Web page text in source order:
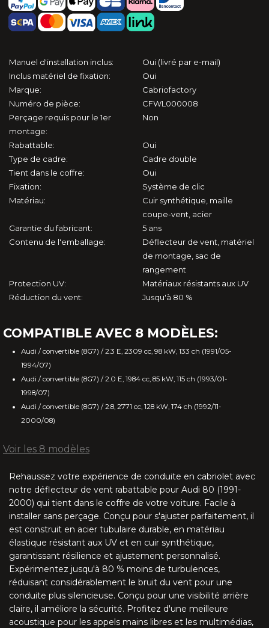
Copen (2002-2012)
124 Spider (2015-2020)
Barchetta (1995-2005)
Punto 1 (1994-2007)
Focus (2006-2010)
KA (2002-2006)
Mustang 5 (2004-2015)
S2000 (1999-2009)
XJS 2S (1991-1996)
XJS 4S (1991-1996)
IS 250C 350C (2006-2015)
SC 430 (2001-2010)
MX5 NA/NB R-style (1989-2005)
MX5 NA/NB V-style (1989-2005)
MX5 NC (2005-2015)
Manuel d'installation inclus:
Oui (livré par e-mail)
Inclus matériel de fixation:
Oui
Marque:
Cabriofactory
Numéro de pièce:
CFWL000008
Perçage requis pour le 1er
montage:
Non
Rabattable:
Oui
Type de cadre:
Cadre double
Tient dans le coffre:
Oui
Fixation:
Système de clic
Matériau:
Cuir synthétique, maille
coupe-vent, acier
Garantie du fabricant:
5 ans
Contenu de l'emballage:
Déflecteur de vent, matériel
de montage, sac de
rangement
Protection UV:
Matériaux résistants aux UV
Réduction du vent:
Jusqu'à 80 %
COMPATIBLE AVEC 8 MODÈLES:
Audi / convertible (8G7) / 2.3 E, 2309 cc, 98 kW, 133 ch (1991/05-
1994/07)
Audi / convertible (8G7) / 2.0 E, 1984 cc, 85 kW, 115 ch (1993/01-
1998/07)
Audi / convertible (8G7) / 2.8, 2771 cc, 128 kW, 174 ch (1992/11-
2000/08)
Voir les 8 modèles
Rehaussez votre expérience de conduite en cabriolet avec
notre déflecteur de vent rabattable pour Audi 80 (1991-
2000) qui tient dans le coffre de votre voiture. Facile à
installer sans perçage. Conçu pour s'ajuster parfaitement, il
est construit en acier tubulaire durable, en matériau
élastique résistant aux UV et en cuir synthétique,
garantissant résilience et ajustement personnalisé.
Expérimentez jusqu'à 80 % moins de turbulences,
réduisant considérablement le bruit du vent pour une
conduite plus silencieuse. Conçu pour une visibilité arrière
claire, il améliore la sécurité. Profitez d'une meilleure
acoustique pour les appels mains libres et les multimédias,